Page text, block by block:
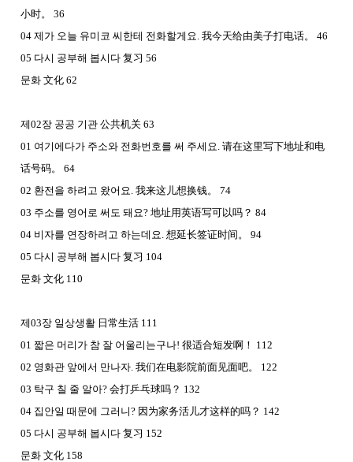
小时。
36
04 제가 오늘 유미코 씨한테 전화할게요. 我今天给由美子打电话。
46
05 다시 공부해 봅시다 复习 56
문화 文化 62
제02장 공공 기관 公共机关 63
01 여기에다가 주소와 전화번호를 써 주세요. 请在这里写下地址和电
话号码。
64
02 환전을 하려고 왔어요. 我来这儿想换钱。
74
03 주소를 영어로 써도 돼요? 地址用英语写可以吗 ？ 84
04 비자를 연장하려고 하는데요. 想延长签证时间。
94
05 다시 공부해 봅시다 复习 104
문화 文化 110
제03장 일상생활 日常生活 111
01 짧은 머리가 참 잘 어울리는구나! 很适合短发啊 ！ 112
02 영화관 앞에서 만나자. 我们在电影院前面见面吧。
122
03 탁구 칠 줄 알아? 会打乒乓球吗 ？ 132
04 집안일 때문에 그러니? 因 为家务活儿才这样的吗 ？ 142
05 다시 공부해 봅시다 复习 152
문화 文化 158